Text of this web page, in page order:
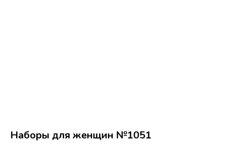
Наборы для женщин №1051